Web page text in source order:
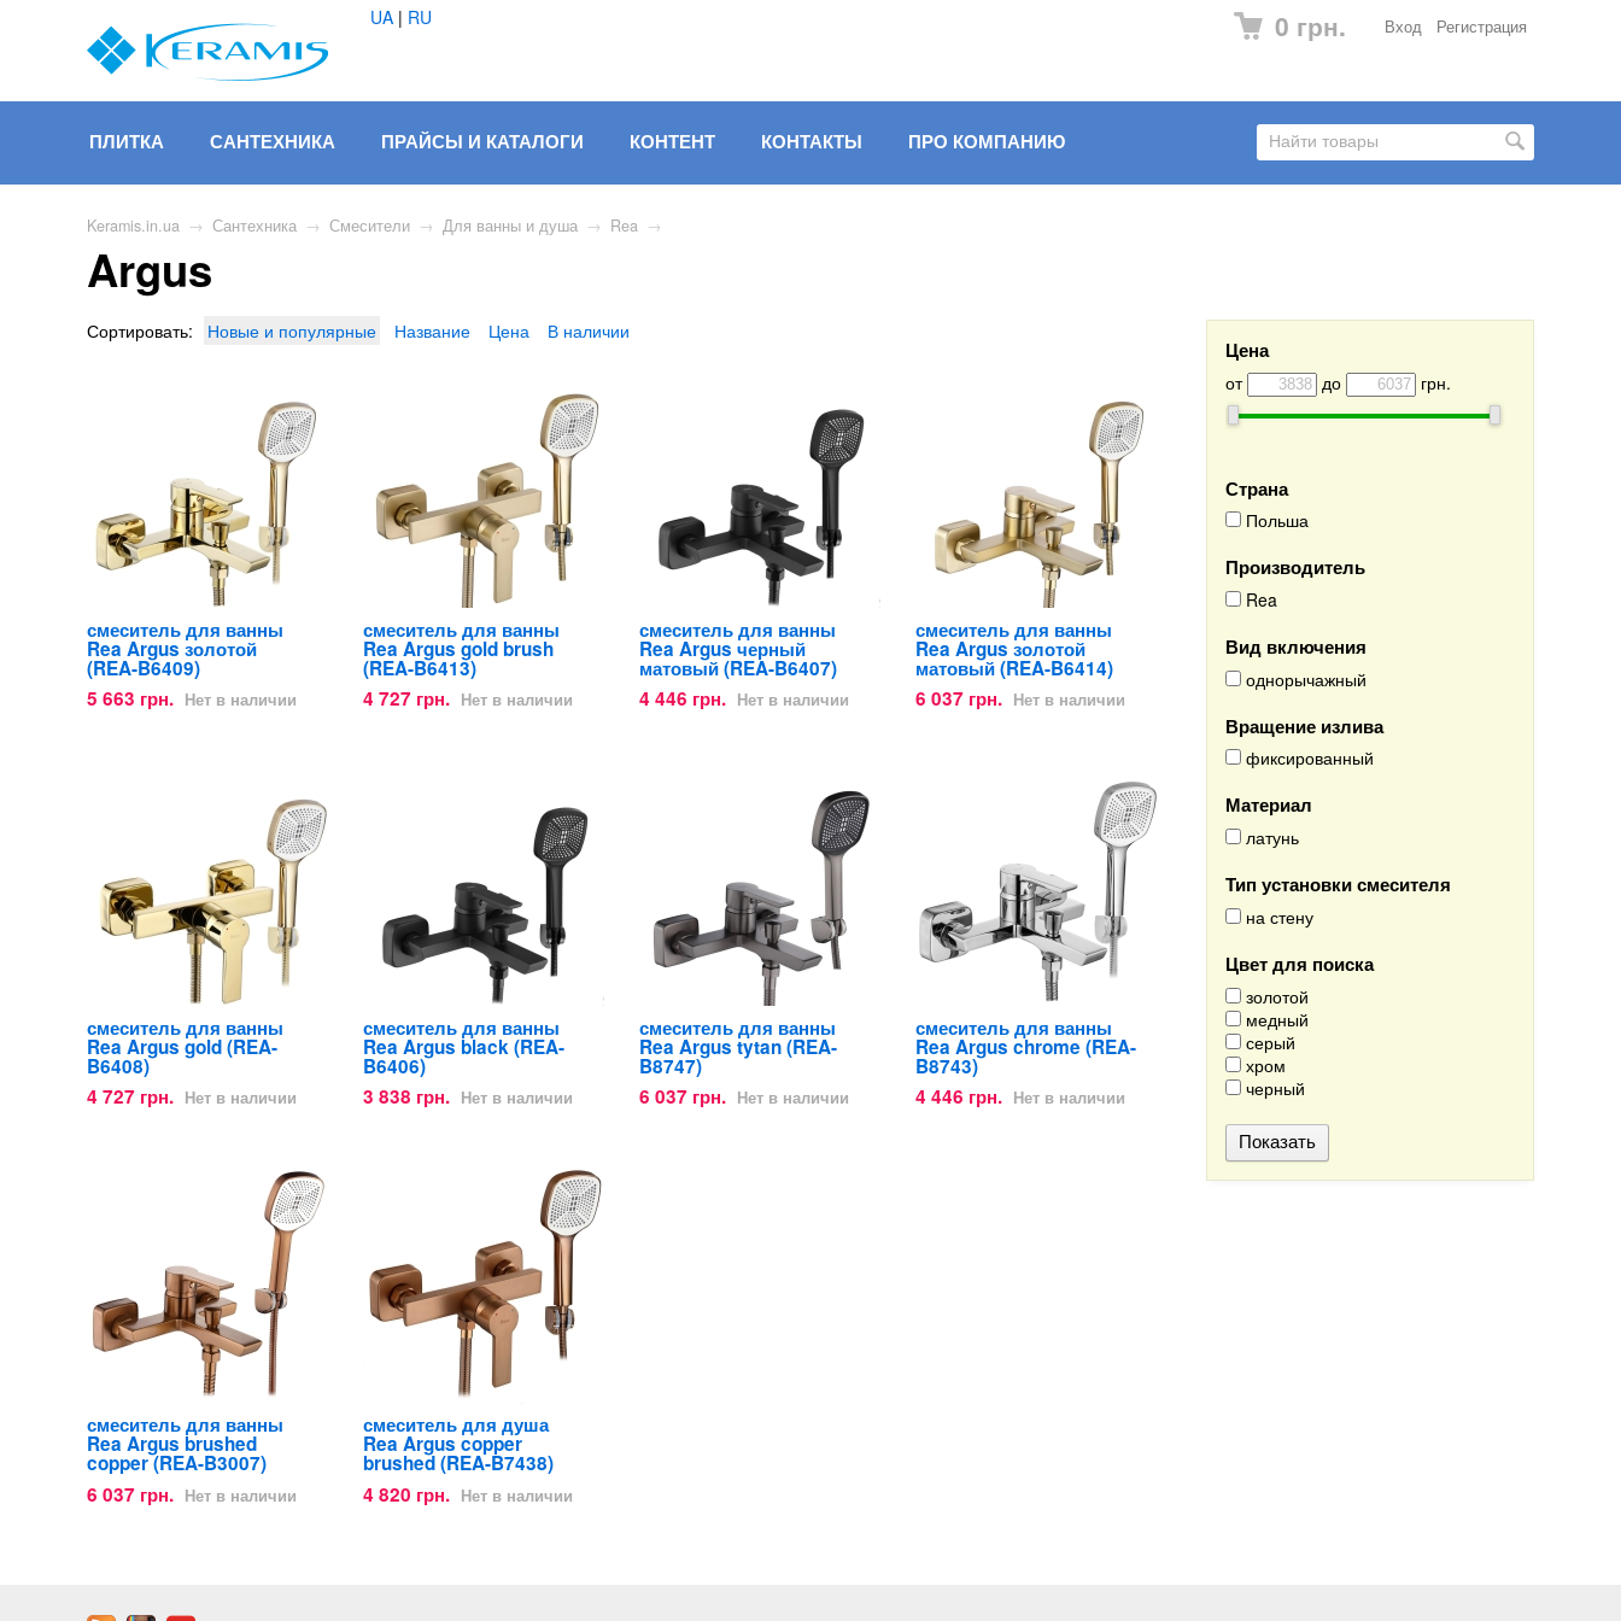
Вход Регистрация
0 грн.
UA | RU
ПЛИТКА САНТЕХНИКА ПРАЙСЫ И КАТАЛОГИ КОНТЕНТ КОНТАКТЫ ПРО КОМПАНИЮ
Keramis.in.ua → Сантехника → Смесители → Для ванны и душа → Rea →
Argus
Цена
от до грн.
Страна
Польша
Производитель
Rea
Вид включения
однорычажный
Вращение излива
фиксированный
Материал
латунь
Тип установки смесителя
на стену
Цвет для поиска
золотой
медный
серый
хром
черный
Сортировать: Новые и популярные Название Цена В наличии
смеситель для ванны
Rea Argus золотой
(REA-B6409)
5 663 грн. Нет в наличии
смеситель для ванны
Rea Argus gold brush
(REA-B6413)
4 727 грн. Нет в наличии
смеситель для ванны
Rea Argus черный
матовый (REA-B6407)
4 446 грн. Нет в наличии
смеситель для ванны
Rea Argus золотой
матовый (REA-B6414)
6 037 грн. Нет в наличии
смеситель для ванны
Rea Argus gold (REA-
B6408)
4 727 грн. Нет в наличии
смеситель для ванны
Rea Argus black (REA-
B6406)
3 838 грн. Нет в наличии
смеситель для ванны
Rea Argus tytan (REA-
B8747)
6 037 грн. Нет в наличии
смеситель для ванны
Rea Argus chrome (REA-
B8743)
4 446 грн. Нет в наличии
смеситель для ванны
Rea Argus brushed
copper (REA-B3007)
6 037 грн. Нет в наличии
смеситель для душа
Rea Argus copper
brushed (REA-B7438)
4 820 грн. Нет в наличии